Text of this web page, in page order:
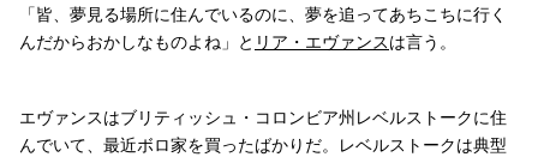
「皆、夢見る場所に住んでいるのに、夢を追ってあちこちに行く
んだからおかしなものよね」と リア・エヴァンスは言う。
エヴァンスはブリティッシュ・コロンビア州レベルストークに住
んでいて、最近ボロ家を買ったばかりだ。レベルストークは典型